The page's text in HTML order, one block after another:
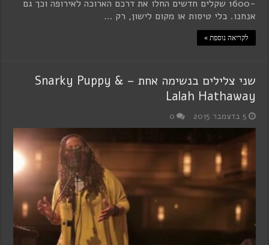
-1600 שקלים חדשים החלו את דרכם הארוכה לאירופה וכך גם
אנחנו. בלי טיסות או מקום לישון, רק …
לקריאה נוספת »
שני צלילים בנשימה אחת – Snarky Puppy &
Lalah Hathaway
5 בדצמבר 2015 0